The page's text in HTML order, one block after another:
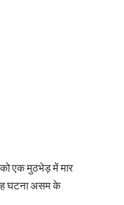
एक मुठभेड़ में मार
घटना असम के